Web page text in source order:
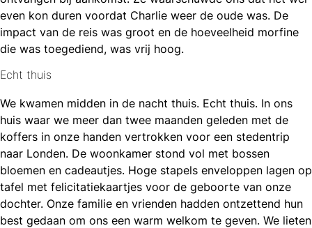
even kon duren voordat Charlie weer de oude was. De
impact van de reis was groot en de hoeveelheid morfine
die was toegediend, was vrij hoog.
Echt thuis
We kwamen midden in de nacht thuis. Echt thuis. In ons
huis waar we meer dan twee maanden geleden met de
koffers in onze handen vertrokken voor een stedentrip
naar Londen. De woonkamer stond vol met bossen
bloemen en cadeautjes. Hoge stapels enveloppen lagen op
tafel met felicitatiekaartjes voor de geboorte van onze
dochter. Onze familie en vrienden hadden ontzettend hun
best gedaan om ons een warm welkom te geven. We lieten